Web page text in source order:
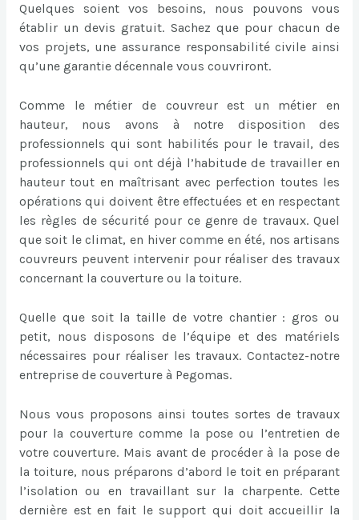
Quelques soient vos besoins, nous pouvons vous
établir un devis gratuit. Sachez que pour chacun de
vos projets, une assurance responsabilité civile ainsi
qu’une garantie décennale vous couvriront.
Comme le métier de couvreur est un métier en
hauteur, nous avons à notre disposition des
professionnels qui sont habilités pour le travail, des
professionnels qui ont déjà l’habitude de travailler en
hauteur tout en maîtrisant avec perfection toutes les
opérations qui doivent être effectuées et en respectant
les règles de sécurité pour ce genre de travaux. Quel
que soit le climat, en hiver comme en été, nos artisans
couvreurs peuvent intervenir pour réaliser des travaux
concernant la couverture ou la toiture.
Quelle que soit la taille de votre chantier : gros ou
petit, nous disposons de l’équipe et des matériels
nécessaires pour réaliser les travaux. Contactez-notre
entreprise de couverture à Pegomas.
Nous vous proposons ainsi toutes sortes de travaux
pour la couverture comme la pose ou l’entretien de
votre couverture. Mais avant de procéder à la pose de
la toiture, nous préparons d’abord le toit en préparant
l’isolation ou en travaillant sur la charpente. Cette
dernière est en fait le support qui doit accueillir la